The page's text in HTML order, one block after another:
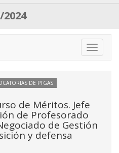
Toggle
DE PTGAS
de Méritos. Jefe
de Profesorado
de Gestión
y defensa